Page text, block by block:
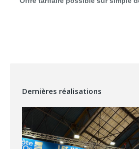
Dernières réalisations